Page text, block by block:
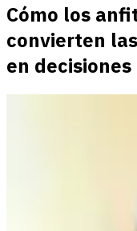
Cómo los
convierten
en